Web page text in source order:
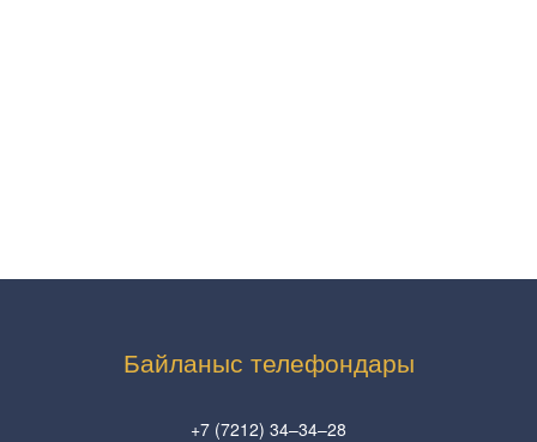
Байланыс телефондары
+7 (7212) 34–34–28